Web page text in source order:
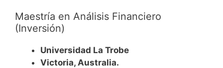
Maestría en Análisis Financiero
(Inversión)
Universidad La Trobe
Victoria, Australia.